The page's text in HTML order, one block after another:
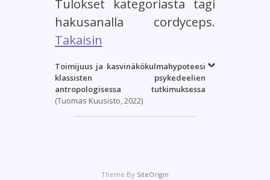
Tulokset kategoriasta tagi
hakusanalla cordyceps.
Takaisin
Toimijuus ja kasvinäkökulmahypoteesi
klassisten psykedeelien
antropologisessa tutkimuksessa
(Tuomas Kuusisto, 2022)
Theme By SiteOrigin